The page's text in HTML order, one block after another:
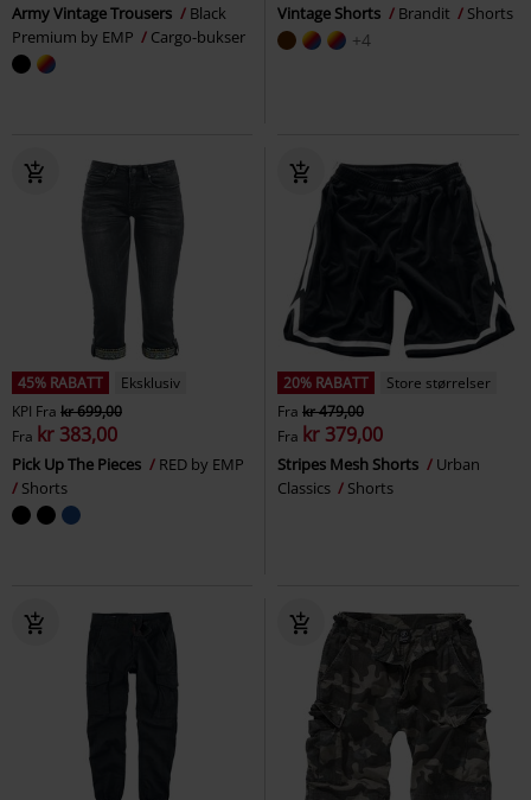
Army Vintage Trousers
Black
Premium by EMP
Cargo-bukser
Vintage Shorts Brandit Shorts
+4
45% RABATT
Eksklusiv
KPI Fra kr 699,00
Fra kr 383,00
Pick Up The Pieces
RED by EMP
Shorts
20% RABATT
Store størrelser
Fra kr 479,00
Fra kr 379,00
Stripes Mesh Shorts
Urban
Classics
Shorts